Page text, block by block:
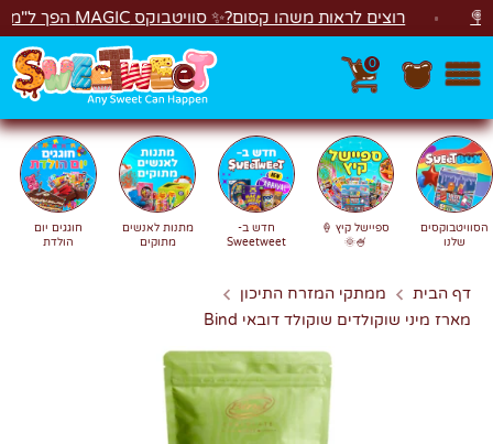
דלג רוצים לראות משהו קסום?✨ סוויטבוקס MAGIC הפך ל"מכונת משחקים"! 🎁🕹️
0
חפשחיפוש
הסוויטבוקסים
שלנו
ספיישל קיץ 🍦
🍧🌞
חדש ב-
Sweetweet
מתנות לאנשים
מתוקים
חוגגים יום
הולדת
דף הבית
ממתקי המזרח התיכון
מארז מיני שוקולדים שוקולד דובאי Bind